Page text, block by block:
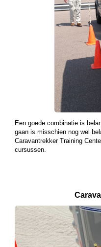
Een goede combinatie is
gaan is misschien nog wel
Caravantrekker Training
cursussen.